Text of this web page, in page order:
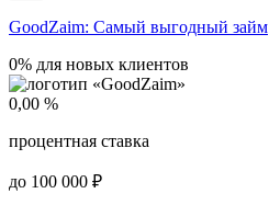
GoodZaim: Самый выгодный займ
0% для новых клиентов
0,00 %
процентная ставка
до 100 000 ₽